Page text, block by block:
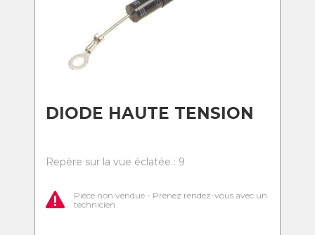
DIODE HAUTE TENSION
Repère sur la vue éclatée : 9
Pièce non vendue - Prenez rendez-vous avec un
technicien